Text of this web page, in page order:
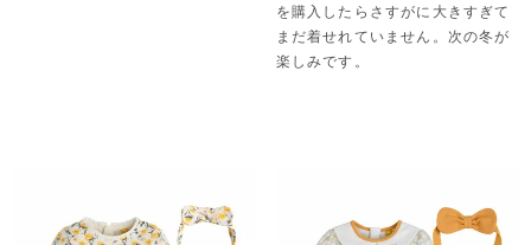
を購入したらさすがに大きすぎて
まだ着せれていません。次の冬が
楽しみです。